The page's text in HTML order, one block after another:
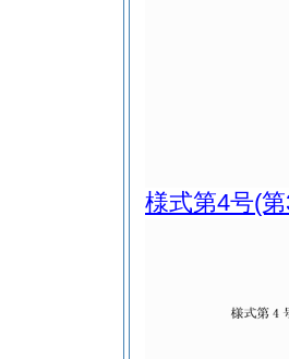
様式第4号(